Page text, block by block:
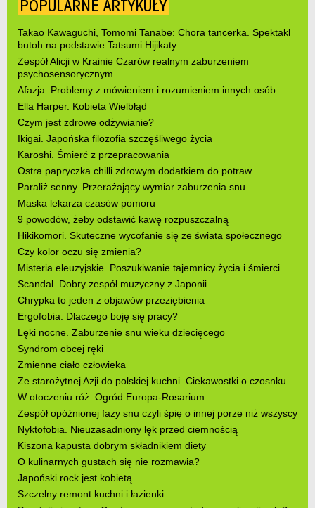
POPULARNE ARTYKUŁY
Takao Kawaguchi, Tomomi Tanabe: Chora tancerka. Spektakl
butoh na podstawie Tatsumi Hijikaty
Zespół Alicji w Krainie Czarów realnym zaburzeniem
psychosensorycznym
Afazja. Problemy z mówieniem i rozumieniem innych osób
Ella Harper. Kobieta Wielbłąd
Czym jest zdrowe odżywianie?
Ikigai. Japońska filozofia szczęśliwego życia
Karōshi. Śmierć z przepracowania
Ostra papryczka chilli zdrowym dodatkiem do potraw
Paraliż senny. Przerażający wymiar zaburzenia snu
Maska lekarza czasów pomoru
9 powodów, żeby odstawić kawę rozpuszczalną
Hikikomori. Skuteczne wycofanie się ze świata społecznego
Czy kolor oczu się zmienia?
Misteria eleuzyjskie. Poszukiwanie tajemnicy życia i śmierci
Scandal. Dobry zespół muzyczny z Japonii
Chrypka to jeden z objawów przeziębienia
Ergofobia. Dlaczego boję się pracy?
Lęki nocne. Zaburzenie snu wieku dziecięcego
Syndrom obcej ręki
Zmienne ciało człowieka
Ze starożytnej Azji do polskiej kuchni. Ciekawostki o czosnku
W otoczeniu róż. Ogród Europa-Rosarium
Zespół opóźnionej fazy snu czyli śpię o innej porze niż wszyscy
Nyktofobia. Nieuzasadniony lęk przed ciemnością
Kiszona kapusta dobrym składnikiem diety
O kulinarnych gustach się nie rozmawia?
Japoński rock jest kobietą
Szczelny remont kuchni i łazienki